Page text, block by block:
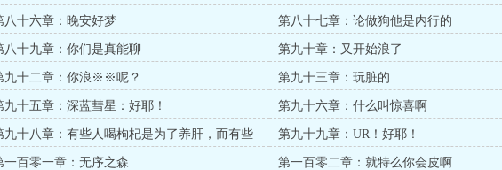
八十六章：晚安好梦 第八十七章：论做狗他是内行的
八十九章：你们是真能聊 第九十章：又开始浪了
九十二章：你浪※※呢？ 第九十三章：玩脏的
九十五章：深蓝彗星：好耶！ 第九十六章：什么叫惊喜啊
九十八章：有些人喝枸杞是为了养肝，而有些
第九十九章：UR！好耶！
一百零一章：无序之森 第一百零二章：就特么你会皮啊